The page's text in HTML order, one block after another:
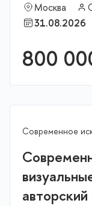
Москва
31.08.2026
800
Современное
авторский